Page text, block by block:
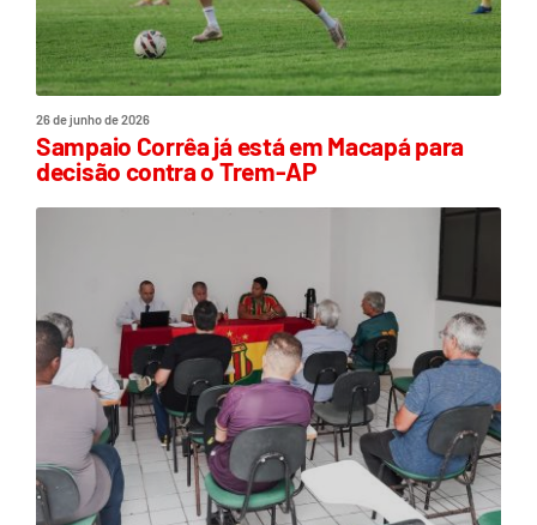
26 de junho de 2026
Sampaio Corrêa já está em Macapá para
decisão contra o Trem-AP